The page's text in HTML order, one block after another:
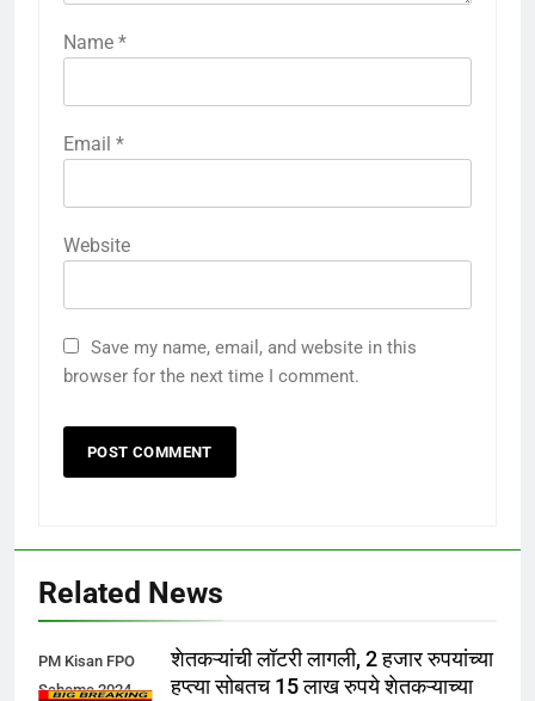
Name *
Email *
Website
Save my name, email, and website in this
browser for the next time I comment.
Related News
PM Kisan FPO
Scheme 2024
शेतकऱ्यांची लॉटरी लागली, 2 हजार रुपयांच्या
हप्त्या सोबतच 15 लाख रुपये शेतकऱ्याच्या